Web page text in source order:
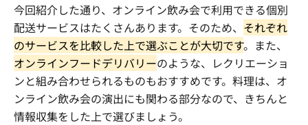
今回紹介した通り、オンライン飲み会で利用できる個別
配送サービスはたくさんあります。そのため、 それぞれ
のサービスを比較した上で選ぶことが大切です。また、
オンラインフードデリバリーのような、レクリエーショ
ンと組み合わせられるものもおすすめです。料理は、オ
ンライン飲み会の演出にも関わる部分なので、きちんと
情報収集をした上で選びましょう。